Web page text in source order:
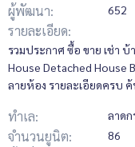
ผู้พัฒนา: 652
รายละเอียด:
รวมประกาศ ซื้อ ขาย เช่า
House Detached House
ลายห้อง รายละเอียดครบ
ทำเล: ลาด
จำนวนยูนิต: 86